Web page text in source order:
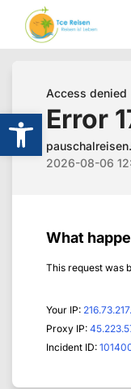
Werkzeugleiste öffnen